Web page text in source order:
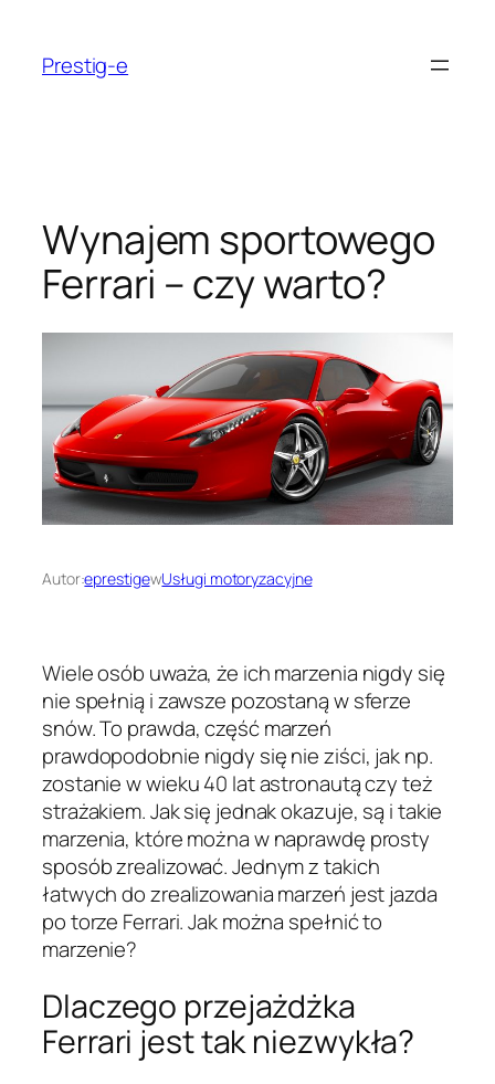
treściPrestig-e
Wynajem sportowego
Ferrari – czy warto?
Autor:eprestigewUsługi motoryzacyjne
Wiele osób uważa, że ich marzenia nigdy się
nie spełnią i zawsze pozostaną w sferze
snów. To prawda, część marzeń
prawdopodobnie nigdy się nie ziści, jak np.
zostanie w wieku 40 lat astronautą czy też
strażakiem. Jak się jednak okazuje, są i takie
marzenia, które można w naprawdę prosty
sposób zrealizować. Jednym z takich
łatwych do zrealizowania marzeń jest jazda
po torze Ferrari. Jak można spełnić to
marzenie?
Dlaczego przejażdżka
Ferrari jest tak niezwykła?